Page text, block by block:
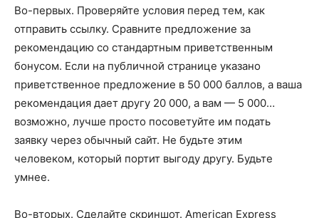
Во-первых. Проверяйте условия перед тем, как
отправить ссылку. Сравните предложение за
рекомендацию со стандартным приветственным
бонусом. Если на публичной странице указано
приветственное предложение в 50 000 баллов, а ваша
рекомендация дает другу 20 000, а вам — 5 000…
возможно, лучше просто посоветуйте им подать
заявку через обычный сайт. Не будьте этим
человеком, который портит выгоду другу. Будьте
умнее.
Во-вторых. Сделайте скриншот. American Express